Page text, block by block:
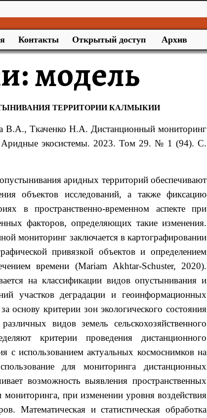
Контакты Открытый доступ Архив
модель
ТЕРРИТОРИИ КАЛМЫКИИ
В.А.,ТкаченкоН.А. Дистанционный мониторинг
экосистемы. 2023. Том 29. № 1 (94). С.
аридных территорий обеспечивают
объектов исследований, а также фиксацию
в пространственно-временном аспекте при
факторов, определяющих такие изменения.
мониторинг заключается в картографировании
привязкой объектов и определением
времени (Mariam Akhtar-Schuster, 2020).
на классификации видов опустынивания и
участков деградации и геоинформационных
критерии зон экологического состояния
видов земель сельскохозяйственного
критерии проведения дистанционного
с использованием актуальных космоснимков на
для мониторинга дистанционных
возможность выявления пространственных
при изменении уровня воздействия
Математическая и статистическая обработка